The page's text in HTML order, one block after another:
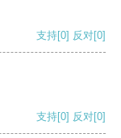
支持[0] 反对[0]
支持[0] 反对[0]